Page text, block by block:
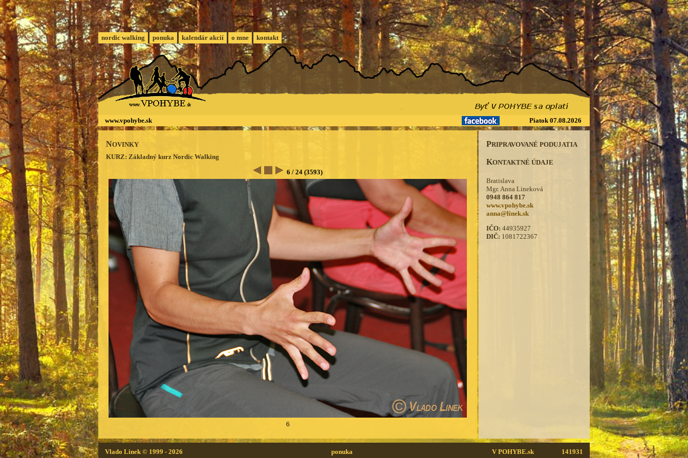
nordic walking ponuka kalendár akcií o mne kontakt
www.vpohybe.sk Piatok 07.08.2026
NOVINKY
KURZ: Základný kurz Nordic Walking
6 / 24 (3593)
6
PRIPRAVOVANÉ PODUJATIA
KONTAKTNÉ ÚDAJE
Bratislava
Mgr. Anna Lineková
0948 864 817
www.vpohybe.sk
anna@linek.sk
IČO: 44935927
DIČ: 1081722367
Vlado Linek © 1999 - 2026 ponuka V POHYBE.sk 141931